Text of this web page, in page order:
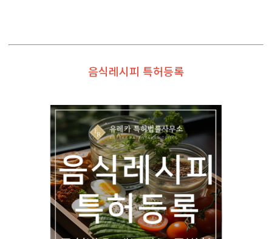
음식레시피 특허등록